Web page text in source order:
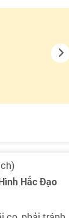
Hắc Đạo